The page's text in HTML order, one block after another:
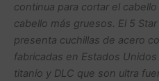
continua para cortar el
cabello más gruesos. El 5
presenta cuchillas de acero
fabricadas en Estados
titanio y DLC que son ultra